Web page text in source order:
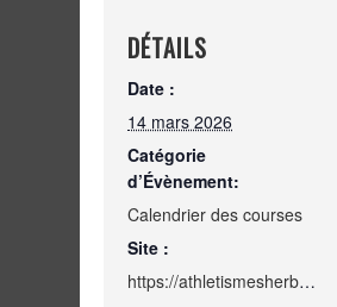
DÉTAILS
Date :
14 mars 2026
Catégorie
d’Évènement:
Calendrier des courses
Site :
https://athletismesherbrooke.com/